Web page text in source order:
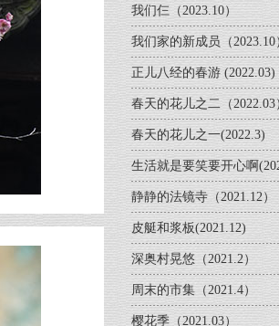
我们仨（2023.10）
我们家的新成员（2023.10
正儿八经的春游 (2022.03)
春天的花儿之二（2022.03
春天的花儿之一(2022.3)
生活就是要笑要开心啊
静静的法镜寺（2021.12）
皮艇和浆板(2021.12)
深奥村晃悠（2021.2）
周末的市集（2021.4）
樱花季（2021.03）